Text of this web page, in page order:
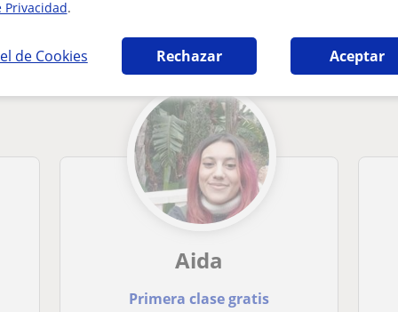
Privacidad.
de Cookies Rechazar Aceptar
en Valencia que pueden interesarte
Aida
Primera clase gratis